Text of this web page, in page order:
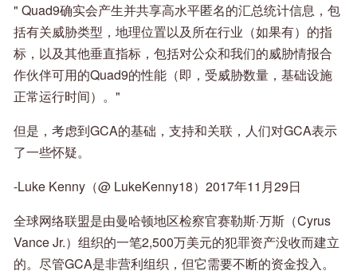
" Quad9确实会产生并共享高水平匿名的汇总统计信息，包
括有关威胁类型，地理位置以及所在行业（如果有）的指
标，以及其他垂直指标，包括对公众和我们的威胁情报合
作伙伴可用的Quad9的性能（即，受威胁数量，基础设施
正常运行时间）。"
但是，考虑到GCA的基础，支持和关联，人们对GCA表示
了一些怀疑。
-Luke Kenny（@ LukeKenny18）2017年11月29日
全球网络联盟是由曼哈顿地区检察官赛勒斯·万斯（Cyrus
Vance Jr.）组织的一笔2,500万美元的犯罪资​​产没收而建立
的。尽管GCA是非营利组织，但它需要不断的资金投入。